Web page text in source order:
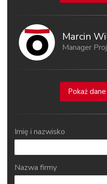
Marcin
Manager
Pokaż
Imię i nazwisko
Nazwa firmy